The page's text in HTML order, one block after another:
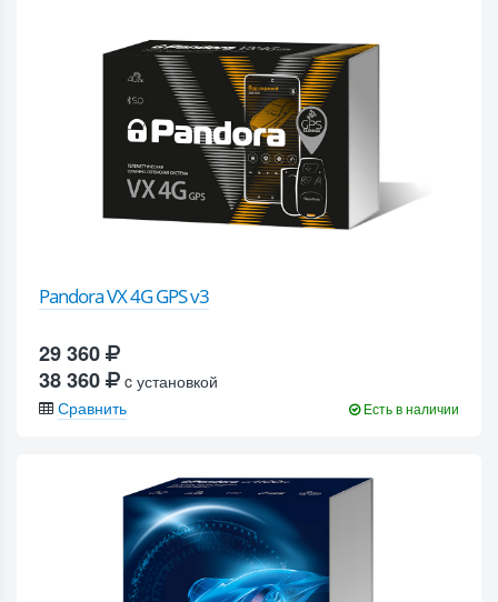
Pandora VX 4G GPS v3
29 360
38 360
c установкой
Сравнить
Есть в наличии